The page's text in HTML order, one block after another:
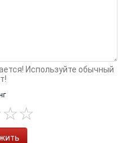
Используйте обычный